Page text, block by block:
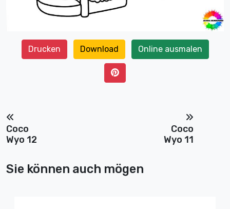
Drucken Download Online ausmalen
Coco
Wyo 12
Coco
Wyo 11
Sie können auch mögen